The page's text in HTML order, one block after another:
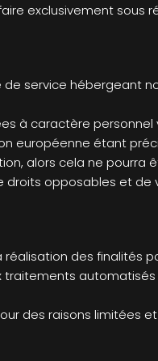
exclusivement sous
service hébergeant
à caractère personnel
européenne étant
alors cela ne pourra
opposables et de
des finalités
traitements
des raisons limitées